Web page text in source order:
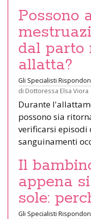
Possono
dal parto
allatta?
Gli Specialisti
di Dottoressa Elsa Viora
Durante
possono sia
verificarsi episodi
sanguinamenti
Il
appena
sole:
Gli Specialisti